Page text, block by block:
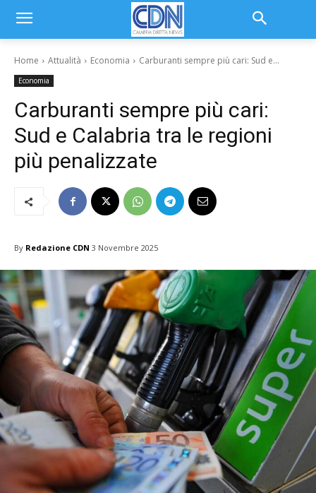
Home Attualità Economia Carburanti sempre più cari: Sud e...
Economia
Carburanti sempre più cari:
Sud e Calabria tra le regioni
più penalizzate
By Redazione CDN 3 Novembre 2025